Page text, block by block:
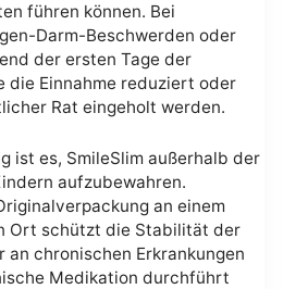
führen können. Bei
Darm-Beschwerden oder
der ersten Tage der
die Einnahme reduziert oder
Rat eingeholt werden.
ist es, SmileSlim außerhalb der
aufzubewahren.
an einem
Ort schützt die Stabilität der
an chronischen Erkrankungen
Medikation durchführt